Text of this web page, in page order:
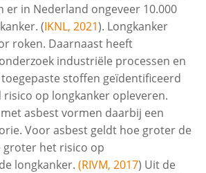
Pleuraplaques
(Larynx)kanker
er in Nederland ongeveer 10.000
(IKNL, 2021). Longkanker
roken. Daarnaast heeft
industriële processen en
stoffen geïdentificeerd
risico op longkanker opleveren.
asbest vormen daarbij een
Voor asbest geldt hoe groter de
het risico op
longkanker. (RIVM, 2017) Uit de